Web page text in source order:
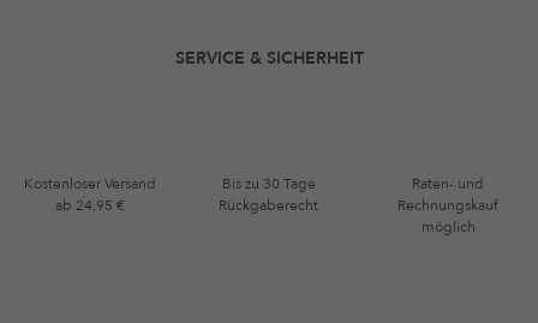
SERVICE & SICHERHEIT
Kostenloser Versand
ab 24,95 €
Bis zu 30 Tage
Rückgaberecht
Raten- und
Rechnungskauf
möglich